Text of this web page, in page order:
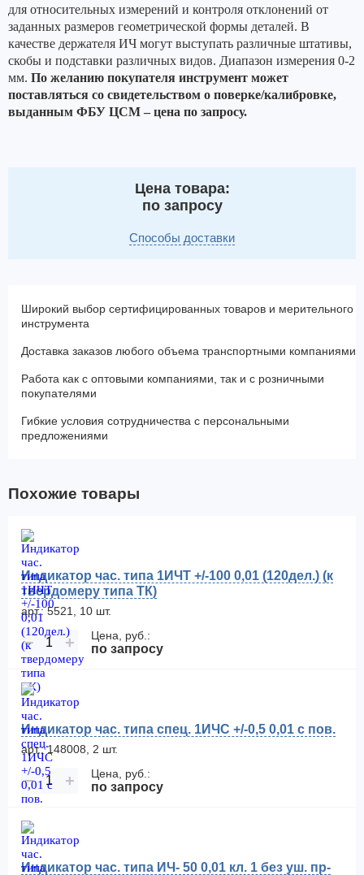
для относительных измерений и контроля отклонений от
заданных размеров геометрической формы деталей. В
качестве держателя ИЧ могут выступать различные штативы,
скобы и подставки различных видов. Диапазон измерения 0-2
мм. По желанию покупателя инструмент может
поставляться со свидетельством о поверке/калибровке,
выданным ФБУ ЦСМ – цена по запросу.
Цена товара:
по запросу
Способы доставки
Широкий выбор сертифицированных товаров и мерительного
инструмента
Доставка заказов любого объема транспортными компаниями
Работа как с оптовыми компаниями, так и с розничными
покупателями
Гибкие условия сотрудничества с персональными
предложениями
Похожие товары
Индикатор час. типа 1ИЧТ +/-100 0,01 (120дел.) (к
твердомеру типа ТК)
арт.: 5521, 10 шт.
− + Цена, руб.:
по запросу
Индикатор час. типа спец. 1ИЧС +/-0,5 0,01 с пов.
арт.: 148008, 2 шт.
− + Цена, руб.:
по запросу
Индикатор час. типа ИЧ- 50 0,01 кл. 1 без уш. пр-